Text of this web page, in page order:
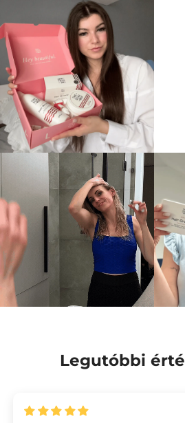
Legutóbbi